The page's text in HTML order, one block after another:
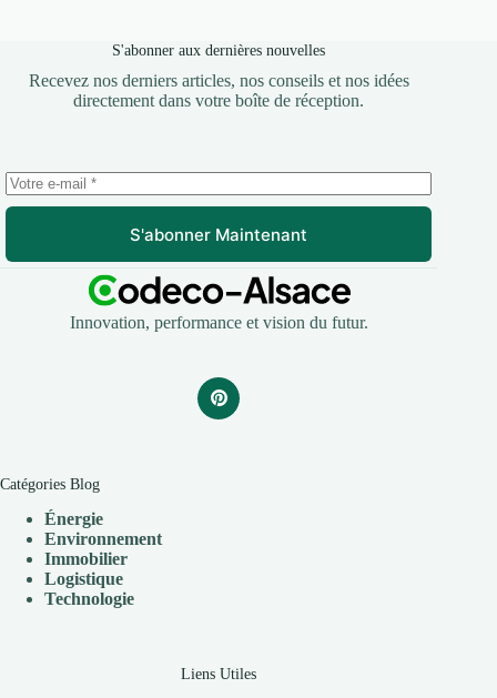
S'abonner aux dernières nouvelles
Recevez nos derniers articles, nos conseils et nos idées
directement dans votre boîte de réception.
S'abonner Maintenant
Innovation, performance et vision du futur.
Catégories Blog
Énergie
Environnement
Immobilier
Logistique
Technologie
Liens Utiles